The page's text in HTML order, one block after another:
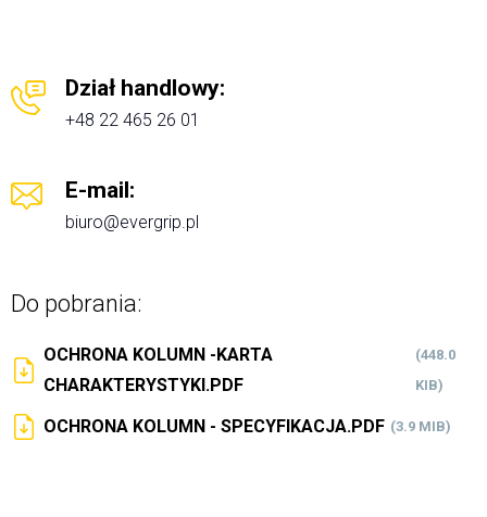
Dział handlowy:
+48 22 465 26 01
E-mail:
biuro@evergrip.pl
Do pobrania:
OCHRONA KOLUMN -KARTA
CHARAKTERYSTYKI.PDF
(448.0
KIB)
OCHRONA KOLUMN - SPECYFIKACJA.PDF (3.9 MIB)